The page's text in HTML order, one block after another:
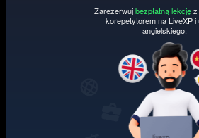
Zarezerwujbezpłatną lekcjęz
korepetytorem na LiveXP i
angielskiego.